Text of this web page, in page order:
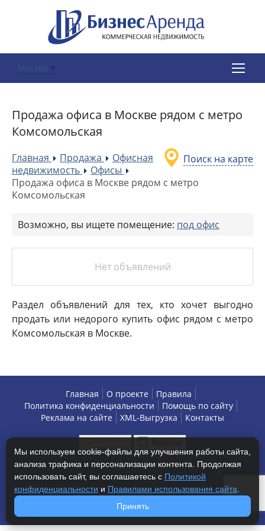
Москва
Продажа офиса в Москве рядом с метро
Комсомольская
Поиск на карте
Главная »Продажа »Офисная
недвижимость
»Офисы
Продажа офиса в Москве рядом с метро
Комсомольская
Возможно, вы ищете помещение: под офис
Нет объявлений
Раздел объявлений для тех, кто хочет выгодно
продать или недорого купить офис рядом с метро
Комсомольская в Москве.
Главная О проекте
Правила
Политика конфиденциальности
Помощь по сайту
Реклама на сайте
XML-Выгрузка Контакты
Copyright © 2013-2026 БизнесАренда - коммерческая
недвижимость, г. Москва. Все права защищены.
Мы используем cookie-файлы для улучшения работы сайта,
анализа трафика и персонализации контента. Продолжая
использовать сайт, вы соглашаетесь с Политикой
конфиденциальности и Правилами использования сайта
Принять